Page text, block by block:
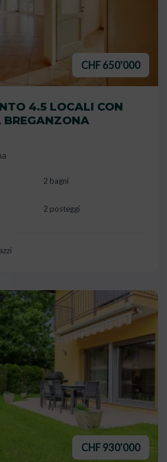
CHF 650'000
4.5 LOCALI CON
2 bagni
2 posteggi
CHF 930'000